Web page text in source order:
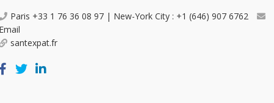
Paris +33 1 76 36 08 97 | New-York City : +1 (646) 907 6762
Email
santexpat.fr